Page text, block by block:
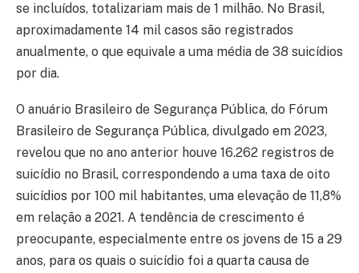
se incluídos, totalizariam mais de 1 milhão. No Brasil,
aproximadamente 14 mil casos são registrados
anualmente, o que equivale a uma média de 38 suicídios
por dia.
O anuário Brasileiro de Segurança Pública, do Fórum
Brasileiro de Segurança Pública, divulgado em 2023,
revelou que no ano anterior houve 16.262 registros de
suicídio no Brasil, correspondendo a uma taxa de oito
suicídios por 100 mil habitantes, uma elevação de 11,8%
em relação a 2021. A tendência de crescimento é
preocupante, especialmente entre os jovens de 15 a 29
anos, para os quais o suicídio foi a quarta causa de